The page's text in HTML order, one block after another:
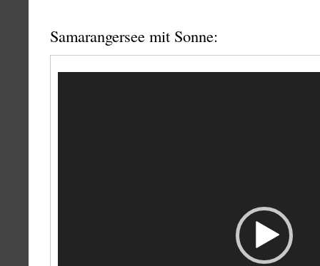
Samarangersee mit Sonne:
Video-